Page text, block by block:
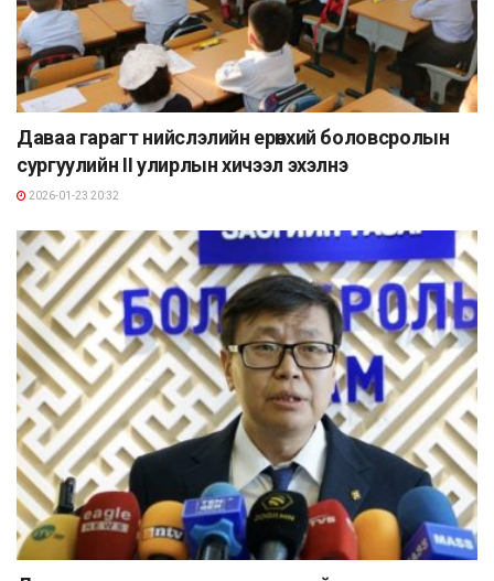
Даваа гарагт нийслэлийн ерөнхий боловсролын
сургуулийн II улирлын хичээл эхэлнэ
2026-01-23 20:32